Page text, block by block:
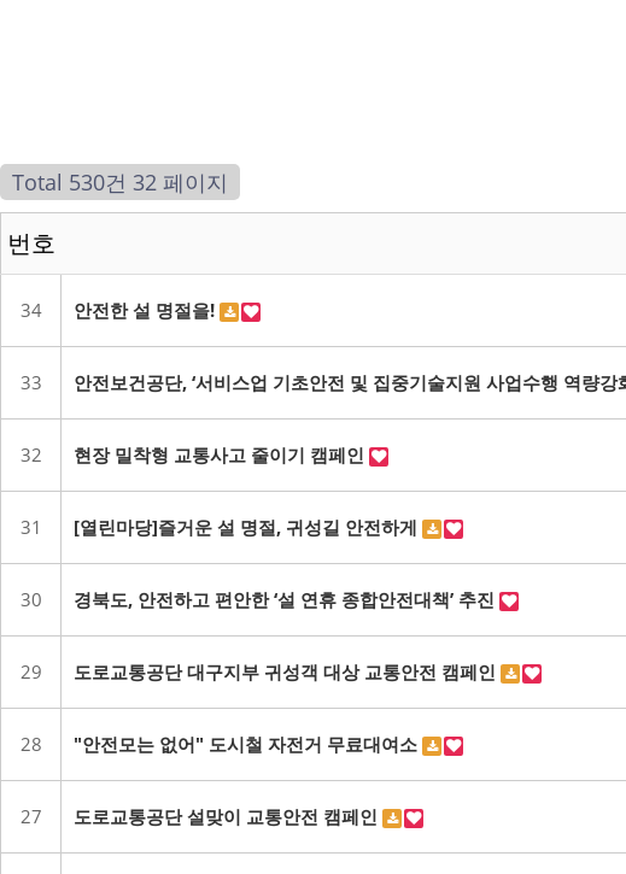
Total 530건 32 페이지
번호
34 안전한 설 명절을!
33 안전보건공단, ‘서비스업 기초안전 및 집중기술지원 사업수행 역량강
32 현장 밀착형 교통사고 줄이기 캠페인
31 [열린마당]즐거운 설 명절, 귀성길 안전하게
30 경북도, 안전하고 편안한 ‘설 연휴 종합안전대책’ 추진
29 도로교통공단 대구지부 귀성객 대상 교통안전 캠페인
28 "안전모는 없어" 도시철 자전거 무료대여소
27 도로교통공단 설맞이 교통안전 캠페인